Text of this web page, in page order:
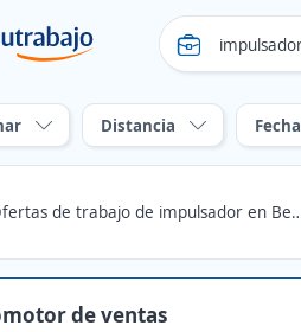
Distancia Fecha
de trabajo de impulsador en Benito Juárez, Quintana Roo
de ventas